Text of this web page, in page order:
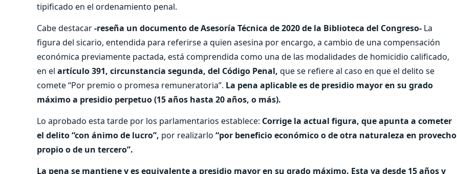
tipificado en el ordenamiento penal.
Cabe destacar-reseña un documento de Asesoría Técnica de 2020 de la Biblioteca del Congreso- La
figura del sicario, entendida para referirse a quien asesina por encargo, a cambio de una compensación
económica previamente pactada, está comprendida como una de las modalidades de homicidio calificado,
en el artículo 391, circunstancia segunda, del Código Penal, que se refiere al caso en que el delito se
comete “Por premio o promesa remuneratoria”. La pena aplicable es de presidio mayor en su grado
máximo a presidio perpetuo (15 años hasta 20 años, o más).
Lo aprobado esta tarde por los parlamentarios establece: Corrige la actual figura, que apunta a cometer
el delito “con ánimo de lucro”, por realizarlo “por beneficio económico o de otra naturaleza en provecho
propio o de un tercero”.
La pena se mantiene y es equivalente a presidio mayor en su grado máximo. Esta va desde 15 años y